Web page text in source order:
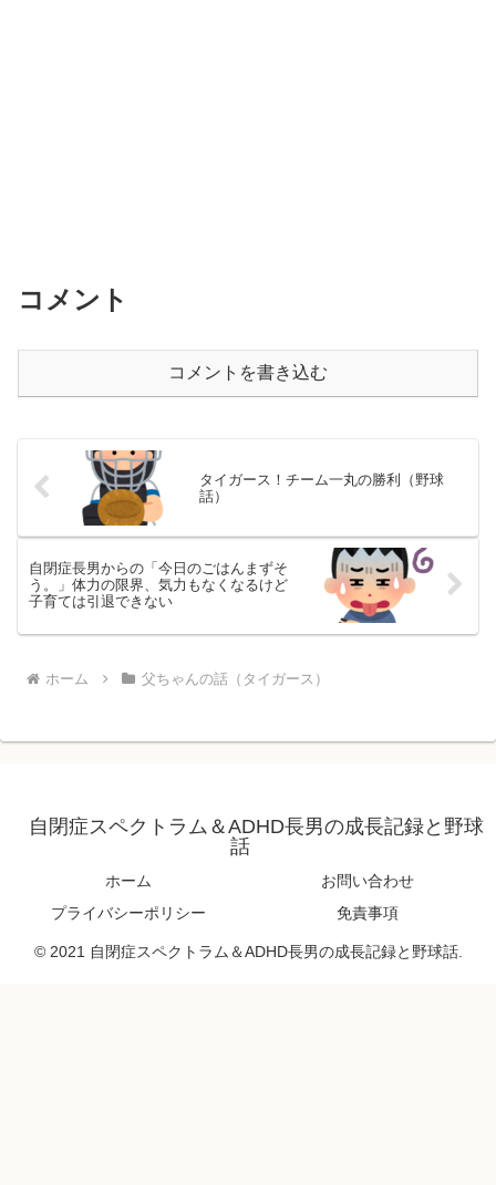
コメント
コメントを書き込む
タイガース！チーム一丸の勝利（野球
話）
自閉症長男からの「今日のごはんまずそ
う。」体力の限界、気力もなくなるけど
子育ては引退できない
ホーム 父ちゃんの話（タイガース）
自閉症スペクトラム＆ADHD長男の成長記録と野球
話
ホーム
お問い合わせ
プライバシーポリシー
免責事項
© 2021 自閉症スペクトラム＆ADHD長男の成長記録と野球話.